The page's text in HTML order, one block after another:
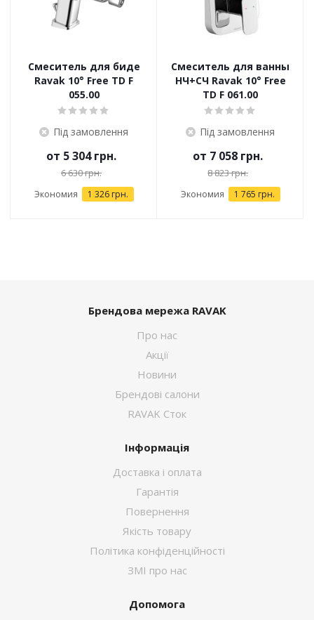
Смеситель для биде
Ravak 10° Free TD F
055.00
Під замовлення
от 5 304 грн.
6 630 грн.
Экономия 1 326 грн.
Cмеситель для ванны
НЧ+СЧ Ravak 10° Free
TD F 061.00
Під замовлення
от 7 058 грн.
8 823 грн.
Экономия 1 765 грн.
Брендова мережа RAVAK
Про нас
Акції
Новини
Брендові салони
RAVAK Сток
Інформація
Доставка і оплата
Гарантія
Повернення
Якість товару
Політика конфіденційності
ЗМІ про нас
Допомога